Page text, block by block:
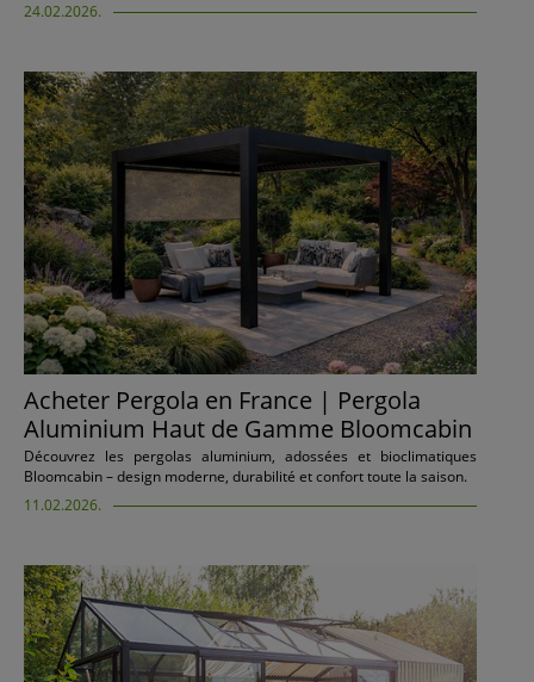
24.02.2026.
Acheter Pergola en France | Pergola
Aluminium Haut de Gamme Bloomcabin
Découvrez les pergolas aluminium, adossées et bioclimatiques
Bloomcabin – design moderne, durabilité et confort toute la saison.
11.02.2026.